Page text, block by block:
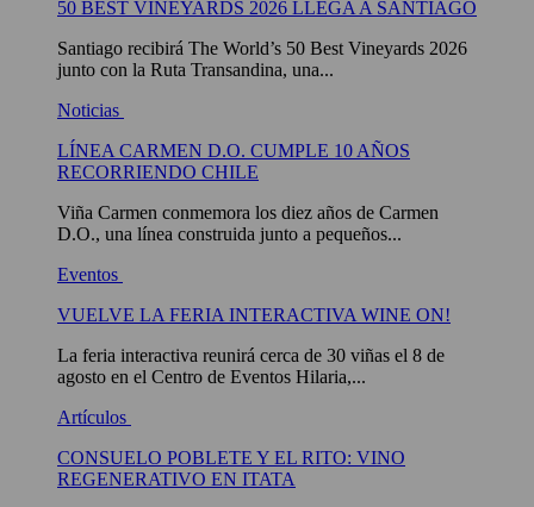
50 BEST VINEYARDS 2026 LLEGA A SANTIAGO
Santiago recibirá The World’s 50 Best Vineyards 2026
junto con la Ruta Transandina, una...
Noticias
LÍNEA CARMEN D.O. CUMPLE 10 AÑOS
RECORRIENDO CHILE
Viña Carmen conmemora los diez años de Carmen
D.O., una línea construida junto a pequeños...
Eventos
VUELVE LA FERIA INTERACTIVA WINE ON!
La feria interactiva reunirá cerca de 30 viñas el 8 de
agosto en el Centro de Eventos Hilaria,...
Artículos
CONSUELO POBLETE Y EL RITO: VINO
REGENERATIVO EN ITATA